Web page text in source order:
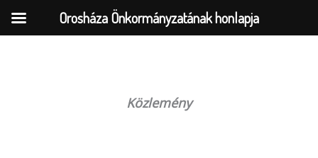
Közlemény
Orosháza Önkormányzatának honlapja